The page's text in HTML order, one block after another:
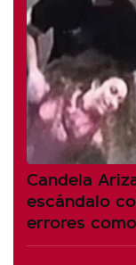
Candela
escándalo
errores